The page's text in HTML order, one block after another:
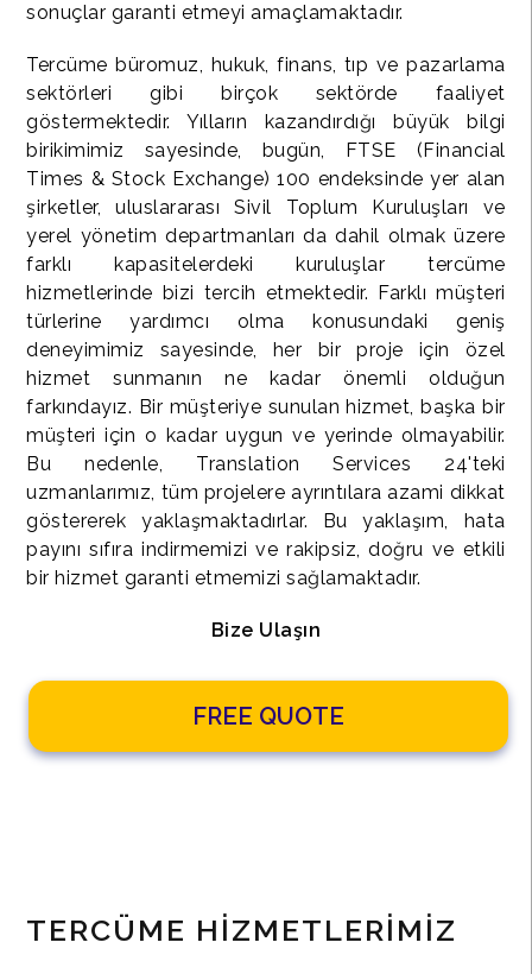
sonuçlar garanti etmeyi amaçlamaktadır.
Tercüme büromuz, hukuk, finans, tıp ve pazarlama
sektörleri gibi birçok sektörde faaliyet
göstermektedir. Yılların kazandırdığı büyük bilgi
birikimimiz sayesinde, bugün, FTSE (Financial
Times & Stock Exchange) 100 endeksinde yer alan
şirketler, uluslararası Sivil Toplum Kuruluşları ve
yerel yönetim departmanları da dahil olmak üzere
farklı kapasitelerdeki kuruluşlar tercüme
hizmetlerinde bizi tercih etmektedir. Farklı müşteri
türlerine yardımcı olma konusundaki geniş
deneyimimiz sayesinde, her bir proje için özel
hizmet sunmanın ne kadar önemli olduğun
farkındayız. Bir müşteriye sunulan hizmet, başka bir
müşteri için o kadar uygun ve yerinde olmayabilir.
Bu nedenle, Translation Services 24'teki
uzmanlarımız, tüm projelere ayrıntılara azami dikkat
göstererek yaklaşmaktadırlar. Bu yaklaşım, hata
payını sıfıra indirmemizi ve rakipsiz, doğru ve etkili
bir hizmet garanti etmemizi sağlamaktadır.
Bize Ulaşın
FREE QUOTE
TERCÜME HİZMETLERİMİZ